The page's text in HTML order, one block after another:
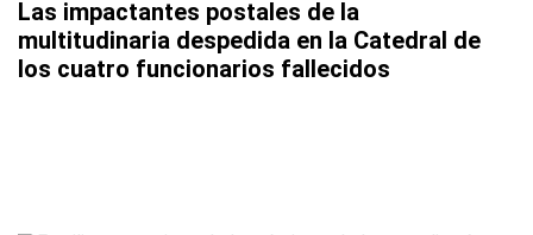
Las impactantes postales de la
multitudinaria despedida en la Catedral de
los cuatro funcionarios fallecidos